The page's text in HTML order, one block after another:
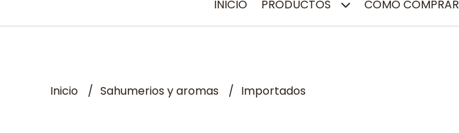
INICIO PRODUCTOS COMO COMPRAR
Inicio Sahumerios y aromas Importados